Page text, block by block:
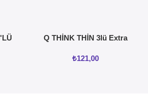
Q THİNK THİN 3lü Extra
₺121,00